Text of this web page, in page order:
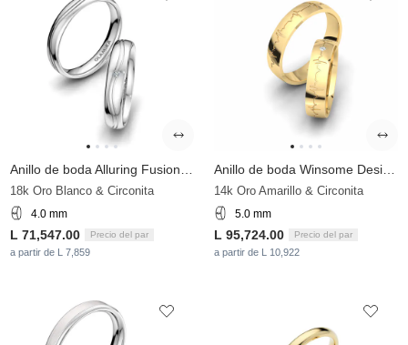
18k Oro Blanco & Circonita
4.0 mm
L 71,547.00 Precio del par
a partir de L 7,859
14k Oro Amarillo & Circonita
5.0 mm
L 95,724.00 Precio del par
a partir de L 10,922